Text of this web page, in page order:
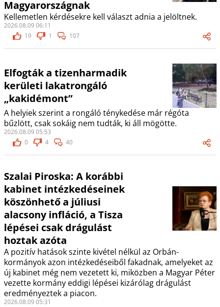
Magyarországnak
Kellemetlen kérdésekre kell választ adnia a jelöltnek.
2026.08.09 06:11
19
1 107
Elfogták a tizenharmadik
kerületi lakatrongáló
„kakidémont”
A helyiek szerint a rongáló ténykedése már régóta
bűzlött, csak sokáig nem tudták, ki áll mögötte.
2026.08.09 05:53
0
4 40
Szalai Piroska: A korábbi
kabinet intézkedéseinek
köszönhető a júliusi
alacsony infláció, a Tisza
lépései csak drágulást
hoztak azóta
A pozitív hatások szinte kivétel nélkül az Orbán-
kormányok azon intézkedéseiből fakadnak, amelyeket az
új kabinet még nem vezetett ki, miközben a Magyar Péter
vezette kormány eddigi lépései kizárólag drágulást
eredményeztek a piacon.
2026.08.09 05:31